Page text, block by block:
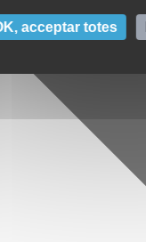
acceptar totes